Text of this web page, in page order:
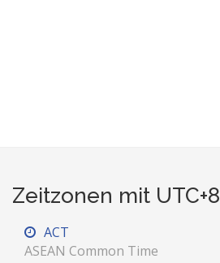
Zeitzonen mit UTC+8
ACT
ASEAN Common Time